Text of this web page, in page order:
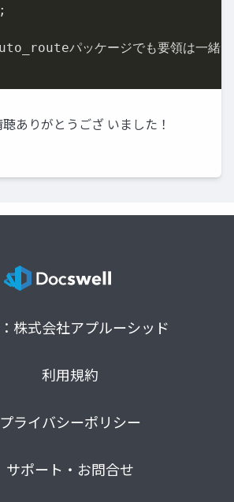
パッケージでも要領は一緒。
聴ありがとうござ いました！
株式会社アプルーシッド
利用規約
プライバシーポリシー
サポート・お問合せ